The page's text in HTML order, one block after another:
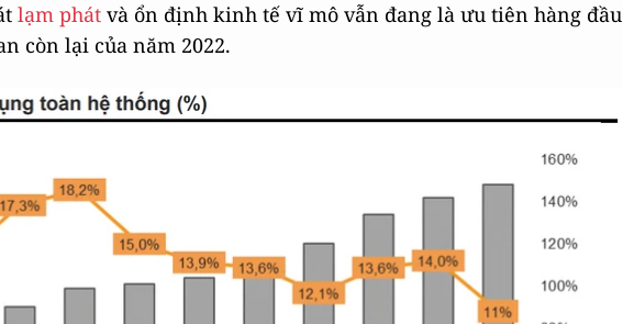
lạm phát và ổn định kinh tế vĩ mô vẫn đang là ưu tiên hàng đầu
còn lại của năm 2022.